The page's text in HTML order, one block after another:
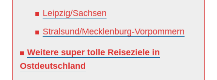
Leipzig/Sachsen
Stralsund/Mecklenburg-Vorpommern
Weitere super tolle Reiseziele in
Ostdeutschland